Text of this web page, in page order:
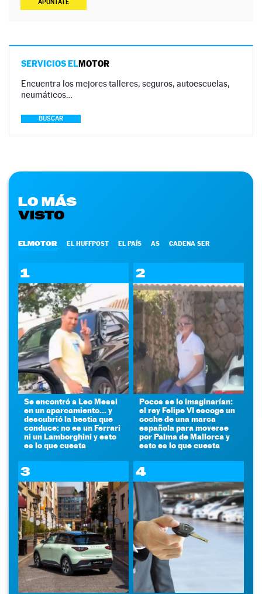
APÚNTATE
SERVICIOS ELMOTOR
Encuentra los mejores talleres, seguros, autoescuelas,
neumáticos…
BUSCAR
LO MÁS
VISTO
ELMOTOR EL HUFFPOST EL PAÍS AS CADENA SER
1
Se encontró a Leo Messi
en un aparcamiento... y
descubrió la bestia que
conduce: no es un Ferrari
ni un Lamborghini y esto
es lo que cuesta
2
Pocos se lo imaginarían:
el rey Felipe VI escoge un
coche de una marca
española para moverse
por Palma de Mallorca y
esto es lo que cuesta
3 4